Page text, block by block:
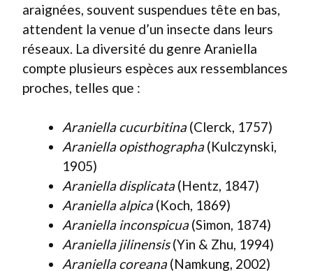
araignées, souvent suspendues tête en bas,
attendent la venue d’un insecte dans leurs
réseaux. La diversité du genre Araniella
compte plusieurs espèces aux ressemblances
proches, telles que :
Araniella cucurbitina(Clerck, 1757)
Araniella opisthographa(Kulczynski,
1905)
Araniella displicata(Hentz, 1847)
Araniella alpica(Koch, 1869)
Araniella inconspicua(Simon, 1874)
Araniella jilinensis(Yin & Zhu, 1994)
Araniella coreana(Namkung, 2002)